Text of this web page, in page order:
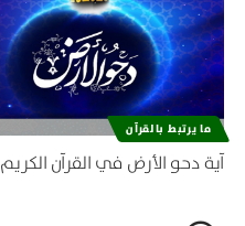
ما يرتبط بالقرآن
آية دحو الأرض في القرآن الكريم